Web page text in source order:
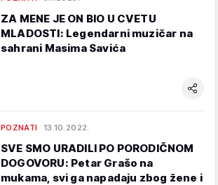
ZA MENE JE ON BIO U CVETU
MLADOSTI: Legendarni muzičar na
sahrani Masima Savića
POZNATI 13.10.2022.
SVE SMO URADILI PO PORODIČNOM
DOGOVORU: Petar Grašo na
mukama, svi ga napadaju zbog žene i